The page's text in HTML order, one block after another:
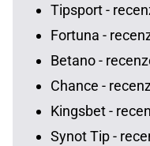
Tipsport -
Fortuna -
Betano -
Chance -
Kingsbet -
Synot Tip -